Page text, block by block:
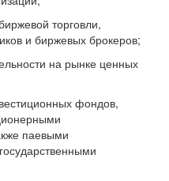
торговли,
и биржевых брокеров;
на рынке ценных
фондов,
паевыми